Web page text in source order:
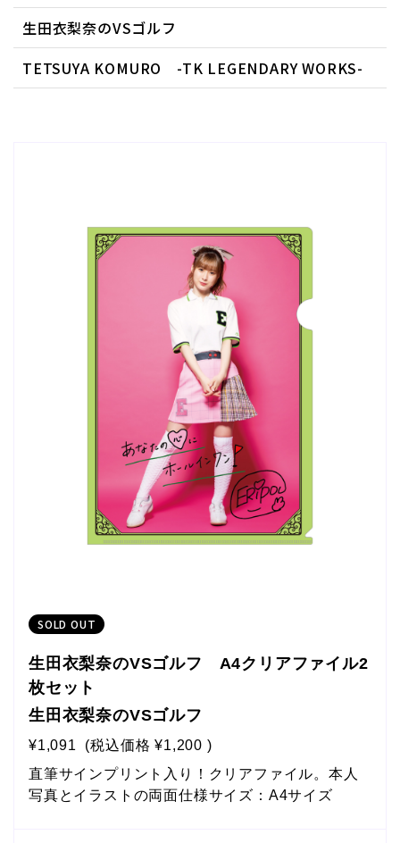
生田衣梨奈のVSゴルフ
TETSUYA KOMURO -TK LEGENDARY WORKS-
SOLD OUT
生田衣梨奈のVSゴルフ A4クリアファイル2
枚セット
生田衣梨奈のVSゴルフ
¥1,091 (税込価格 ¥1,200 )
直筆サインプリント入り！クリアファイル。本人
写真とイラストの両面仕様サイズ：A4サイズ